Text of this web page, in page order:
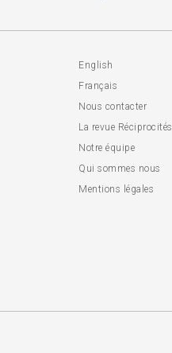
English
Français
Nous contacter
La revue Réciprocités
Notre équipe
Qui sommes nous
Mentions légales